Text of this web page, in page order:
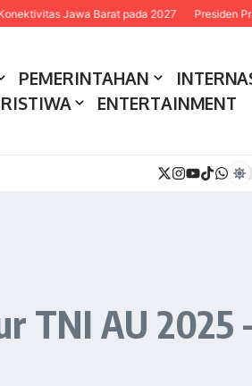
Barat pada 2027 Presiden Prabowo:
PEMERINTAHAN
ENTERTAINMENT
TNI AU 2025